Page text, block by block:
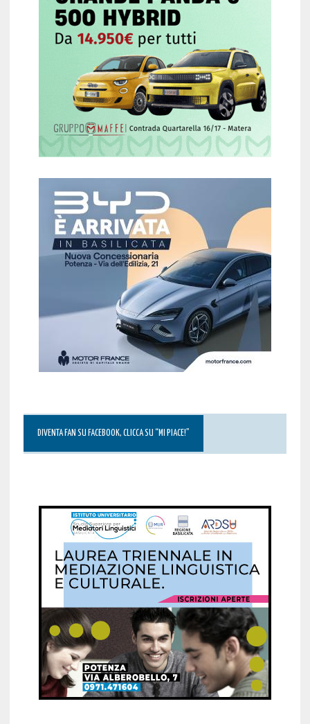
DIVENTA FAN SU FACEBOOK, CLICCA SU “MI PIACE!”